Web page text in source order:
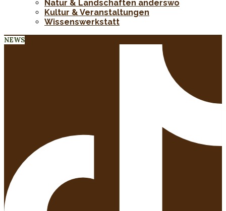
Natur & Landschaften anderswo
Kultur & Veranstaltungen
Wissenswerkstatt
NEWS